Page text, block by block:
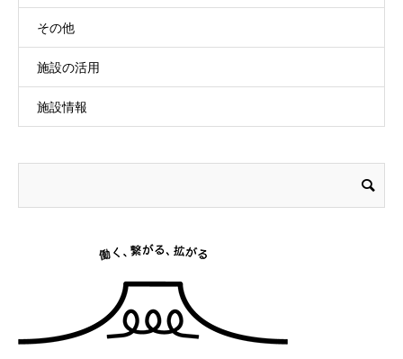
その他
施設の活用
施設情報